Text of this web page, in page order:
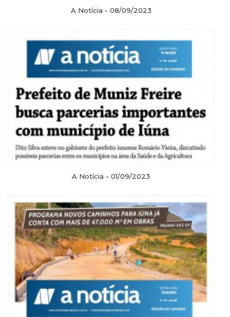
A Notícia - 08/09/2023
A Notícia - 01/09/2023